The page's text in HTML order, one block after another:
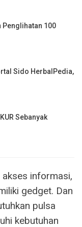
Penglihatan 100
Sido HerbalPedia,
Sebanyak
akses informasi,
gedget. Dan
pulsa
kebutuhan